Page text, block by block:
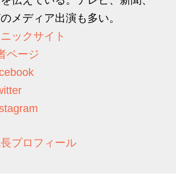
メディア出演も多い。
ックサイト
ページ
プロフィール